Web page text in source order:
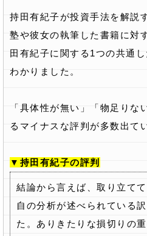
持田有紀子が投資手法を解説
塾や彼女の執筆した書籍に対
田有紀子に関する1つの共通
わかりました。
「具体性が無い」「物足りな
るマイナスな評判が多数出て
▼持田有紀子の評判
結論から言えば、取り立て
自の分析が述べられている
た。ありきたりな損切りの